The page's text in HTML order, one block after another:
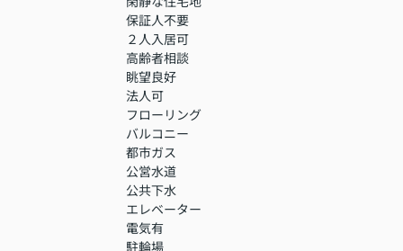
保証人不要
２人入居可
高齢者相談
眺望良好
法人可
フローリング
バルコニー
都市ガス
公営水道
公共下水
エレベーター
電気有
駐輪場